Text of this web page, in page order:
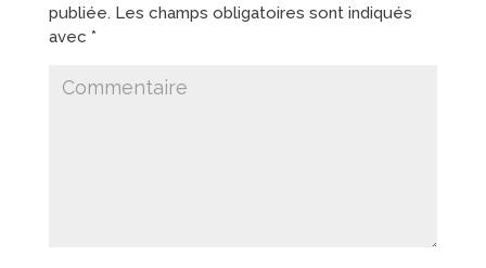
publiée. Les champs obligatoires sont indiqués
avec *